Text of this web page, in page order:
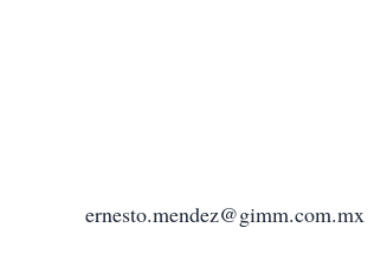
ernesto.mendez@gimm.com.mx